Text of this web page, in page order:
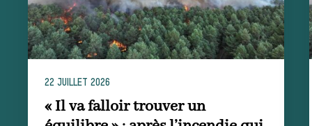
Patrimoine
Équipages
La trompe de
22 JUILLET 2026
« Il va falloir trouver un